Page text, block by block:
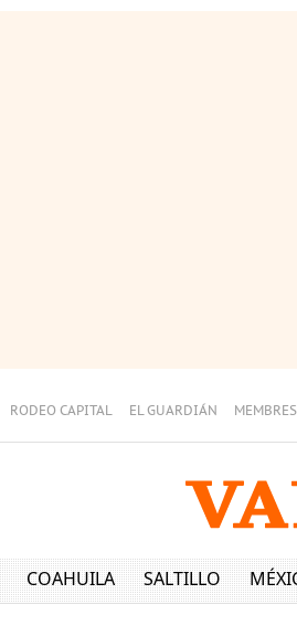
RODEO CAPITAL EL GUARDIÁN
COAHUILA SALTILLO